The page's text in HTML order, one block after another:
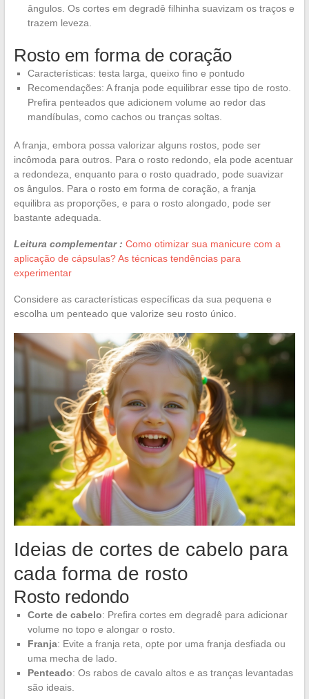
ângulos. Os cortes em degradê filhinha suavizam os traços e
trazem leveza.
Rosto em forma de coração
Características: testa larga, queixo fino e pontudo
Recomendações: A franja pode equilibrar esse tipo de rosto.
Prefira penteados que adicionem volume ao redor das
mandíbulas, como cachos ou tranças soltas.
A franja, embora possa valorizar alguns rostos, pode ser
incômoda para outros. Para o rosto redondo, ela pode acentuar
a redondeza, enquanto para o rosto quadrado, pode suavizar
os ângulos. Para o rosto em forma de coração, a franja
equilibra as proporções, e para o rosto alongado, pode ser
bastante adequada.
Leitura complementar : Como otimizar sua manicure com a
aplicação de cápsulas? As técnicas tendências para
experimentar
Considere as características específicas da sua pequena e
escolha um penteado que valorize seu rosto único.
Ideias de cortes de cabelo para
cada forma de rosto
Rosto redondo
Corte de cabelo: Prefira cortes em degradê para adicionar
volume no topo e alongar o rosto.
Franja: Evite a franja reta, opte por uma franja desfiada ou
uma mecha de lado.
Penteado: Os rabos de cavalo altos e as tranças levantadas
são ideais.